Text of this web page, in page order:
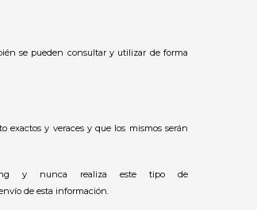
se pueden consultar y utilizar de forma
exactos y veraces y que los mismos serán
y nunca realiza este tipo de
de esta información.